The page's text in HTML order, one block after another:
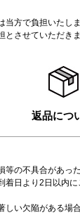
当方で負担いたし
とさせていただきま
返品につ
等の不具合があっ
着日より2日以内に
しい欠陥がある場